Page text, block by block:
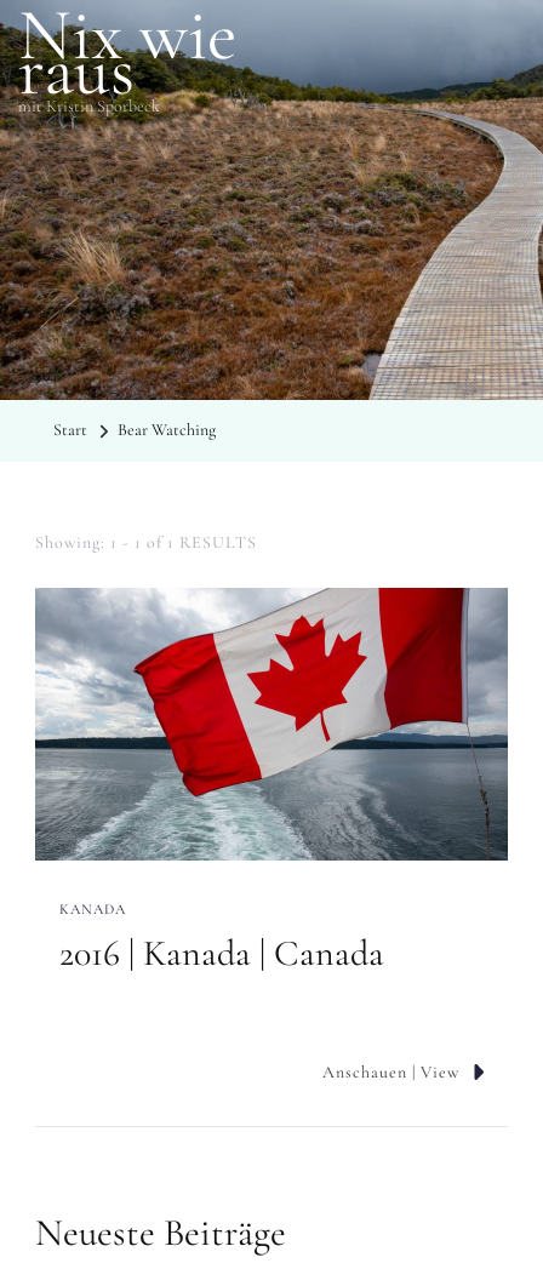
Nix wie
raus
mit Kristin Sporbeck
SCHLAGWÖRTER
Bear Watching
Start Bear Watching
Showing: 1 - 1 of 1 RESULTS
KANADA
2016 | Kanada | Canada
Anschauen | View
Neueste Beiträge